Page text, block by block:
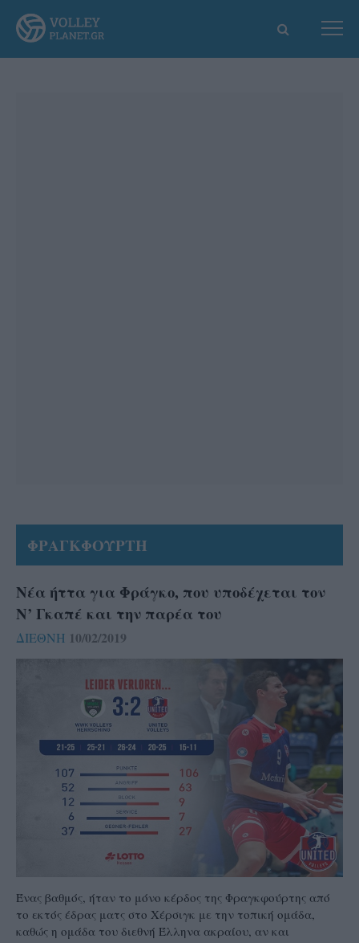
ΦΡΑΓΚΦΟΥΡΤΗ
Νέα ήττα για Φράγκο, που υποδέχεται τον
Ν’ Γκαπέ και την παρέα του
ΔΙΕΘΝΗ 10/02/2019
Ένας βαθμός, ήταν το μόνο κέρδος της Φραγκφούρτης από
το εκτός έδρας ματς στο Χέρσιγκ με την τοπική ομάδα,
καθώς η ομάδα του διεθνή Έλληνα ακραίου, αν και